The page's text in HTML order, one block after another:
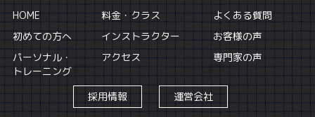
HOME 料金・クラス
よくある質問
初めての方へ
インストラクター
お客様の声
パーソナル・
トレーニング
アクセス 専門家の声
採用情報 運営会社